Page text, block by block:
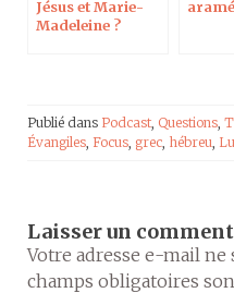
Jésus et Marie-
Madeleine ?
Publié dans Podcast, Questions,
Évangiles, Focus, grec, hébreu,
Laisser un
Votre adresse e-mail ne
champs obligatoires